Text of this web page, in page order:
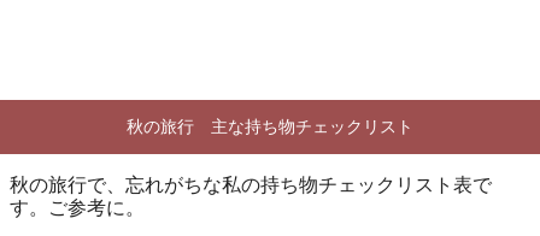
秋の旅行 主な持ち物チェックリスト
秋の旅行で、忘れがちな私の持ち物チェックリスト表で
す。ご参考に。